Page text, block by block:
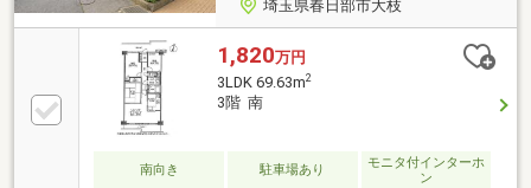
埼玉県春日部市大枝
1,820万円
3LDK 69.63m2
3階 南
南向き 駐車場あり
モニタ付インターホ
ン